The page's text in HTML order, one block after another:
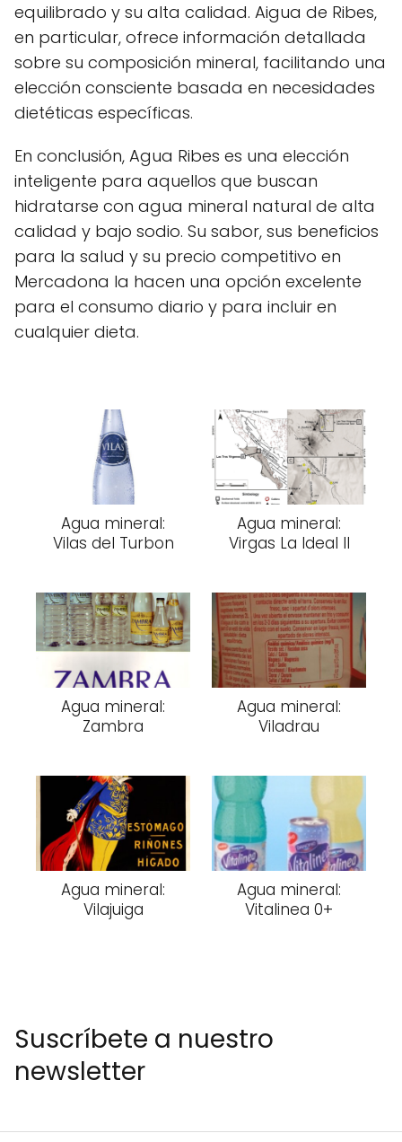
equilibrado y su alta calidad. Aigua de Ribes,
en particular, ofrece información detallada
sobre su composición mineral, facilitando una
elección consciente basada en necesidades
dietéticas específicas.
En conclusión, Agua Ribes es una elección
inteligente para aquellos que buscan
hidratarse con agua mineral natural de alta
calidad y bajo sodio. Su sabor, sus beneficios
para la salud y su precio competitivo en
Mercadona la hacen una opción excelente
para el consumo diario y para incluir en
cualquier dieta.
Agua mineral:
Vilas del Turbon
Agua mineral:
Virgas La Ideal II
Agua mineral:
Zambra
Agua mineral:
Viladrau
Agua mineral:
Vilajuiga
Agua mineral:
Vitalinea 0+
Suscríbete a nuestro
newsletter